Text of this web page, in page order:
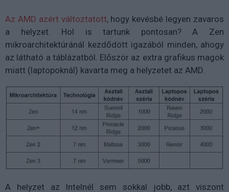
Az AMD azért változtatott, hogy kevésbé legyen zavaros
a helyzet. Hol is tartunk pontosan? A Zen
mikroarchitektúránál kezdődött igazából minden, ahogy
az látható a táblázatból. Először az extra grafikus magok
miatt (laptopoknál) kavarta meg a helyzetet az AMD.
A helyzet az Intelnél sem sokkal jobb, azt viszont